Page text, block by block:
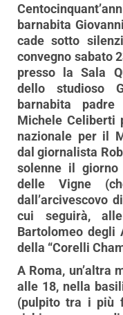
barnabita
cade sotto
convegno sabato
presso la Sala
dello studioso
barnabita
Michele Celiberti
nazionale per il
dal giornalista
solenne il
delle Vigne
dall’arcivescovo
cui seguirà,
Bartolomeo degli
della “Corelli
A Roma, un’altra
alle 18, nella
(pulpito tra i più